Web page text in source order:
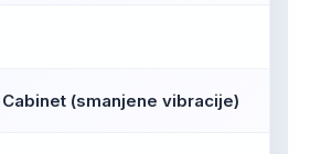
(smanjene vibracije)